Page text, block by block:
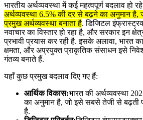
भारतीय अर्थव्यवस्था में कई महत्वपूर्ण बदलाव हो
अर्थव्यवस्था 6.5% की दर से बढ़ने का अनुमान
प्रमुख अर्थव्यवस्था बनाता है. डिजिटल
नवाचार का विस्तार हो रहा है, और सरकार इन
प्रभावी प्रयास कर रही है. इसके अलावा, भारत का
क्षमता, और अप्रयुक्त प्राकृतिक संसाधन इसे
गंतव्य बनाते हैं.
यहाँ कुछ प्रमुख बदलाव दिए गए हैं:
आर्थिक विकास:भारत की अर्थव्यवस्था
का अनुमान है, जो इसे सबसे तेजी से बढ़ती
है.